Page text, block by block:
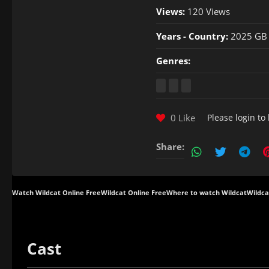
Views: 120 Views
Years - Country: 2025 GB
Genres:
0 Like Please login to
Share:
Watch Wildcat Online FreeWildcat Online FreeWhere to watch Wildcat
Cast